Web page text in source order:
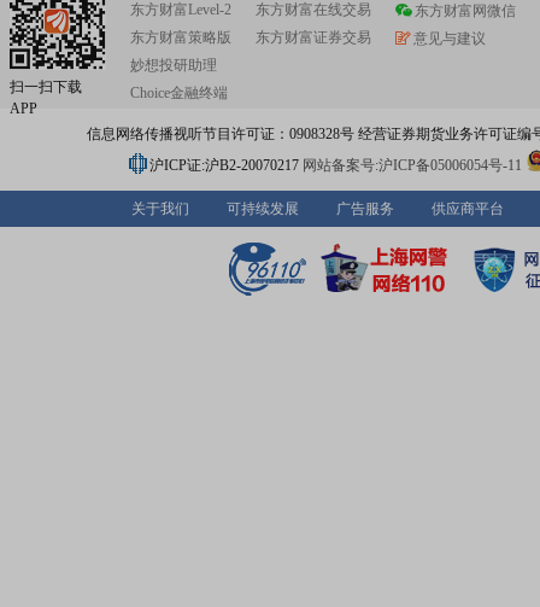
扫一扫下载
APP
东方财富Level-2
东方财富策略版
妙想投研助理
Choice金融终端
东方财富在线交易
东方财富证券交易
东方财富网微信
意见与建议
信息网络传播视听节目许可证：0908328号 经营证券期货业务许可证编
沪ICP证:沪B2-20070217 网站备案号:沪ICP备05006054号-11
关于我们 可持续发展 广告服务 供应商平台